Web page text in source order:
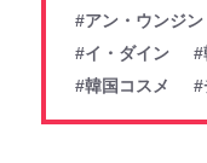
#アン・ウンジン
#イ・ダイン
#
#韓国コスメ
#